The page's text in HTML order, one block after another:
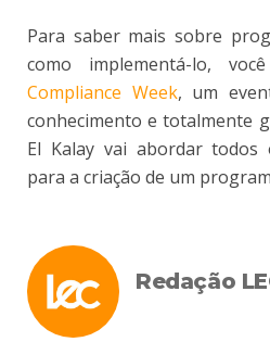
Para saber mais sobre
como implementá-lo,
Compliance Week, um
conhecimento e totalmente
El Kalay vai abordar todos
para a criação de um
Redação